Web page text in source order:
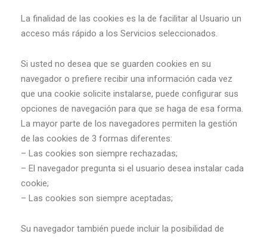
La finalidad de las cookies es la de facilitar al Usuario un
acceso más rápido a los Servicios seleccionados.
Si usted no desea que se guarden cookies en su
navegador o prefiere recibir una información cada vez
que una cookie solicite instalarse, puede configurar sus
opciones de navegación para que se haga de esa forma.
La mayor parte de los navegadores permiten la gestión
de las cookies de 3 formas diferentes:
– Las cookies son siempre rechazadas;
– El navegador pregunta si el usuario desea instalar cada
cookie;
– Las cookies son siempre aceptadas;
Su navegador también puede incluir la posibilidad de